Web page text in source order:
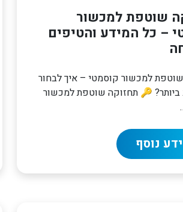
שוטפת למכשור
– כל המידע והטיפים
למכשור קוסמטי – איך לבחור
🔑 תחזוקה שוטפת למכשור
נוסף